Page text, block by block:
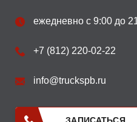
ежедневно с 9:00 до
+7 (812) 220-02-22
info@truckspb.ru